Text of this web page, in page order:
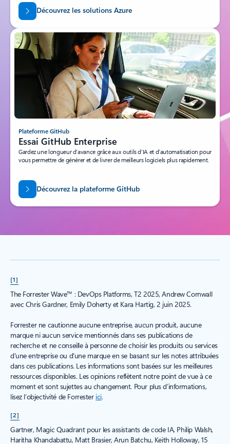
Découvrez les solutions Azure
Plateforme GitHub
Essai GitHub Enterprise
Gardez une longueur d’avance grâce aux outils d’IA et d’automatisation pour
vous permettre de générer et de livrer de meilleurs logiciels plus rapidement.
Découvrez la plateforme GitHub
[1]
The Forrester Wave™ : DevOps Platforms, T2 2025, Andrew Cornwall
avec Chris Gardner, Emily Doherty et Kara Hartig, 2 juin 2025.
Forrester ne cautionne aucune entreprise, aucun produit, aucune
marque ni aucun service mentionnés dans ses publications de
recherche et ne conseille à personne de choisir les produits ou services
d'une entreprise ou d'une marque en se basant sur les notes attribuées
dans ces publications. Les informations sont basées sur les meilleures
ressources disponibles. Les opinions reflètent notre point de vue à ce
moment et sont sujettes au changement. Pour plus d’informations,
lisez l’objectivité de Forrester ici.
[2]
Gartner, Magic Quadrant pour les assistants de code IA, Philip Walsh,
Haritha Khandabattu, Matt Brasier, Arun Batchu, Keith Holloway, 15